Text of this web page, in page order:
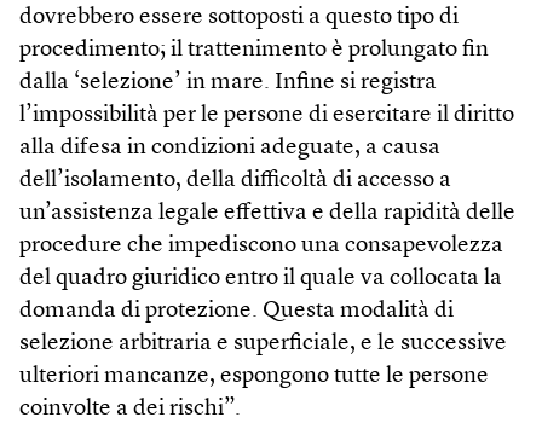
dovrebbero essere sottoposti a questo tipo di
procedimento; il trattenimento è prolungato fin
dalla ‘selezione’ in mare. Infine si registra
l’impossibilità per le persone di esercitare il diritto
alla difesa in condizioni adeguate, a causa
dell’isolamento, della difficoltà di accesso a
un’assistenza legale effettiva e della rapidità delle
procedure che impediscono una consapevolezza
del quadro giuridico entro il quale va collocata la
domanda di protezione. Questa modalità di
selezione arbitraria e superficiale, e le successive
ulteriori mancanze, espongono tutte le persone
coinvolte a dei rischi”.